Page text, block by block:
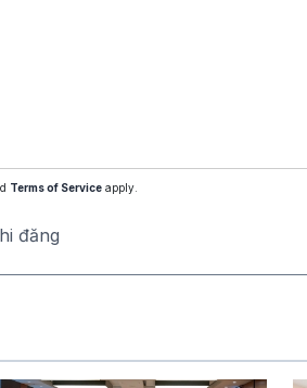
Terms of Service apply.
đăng